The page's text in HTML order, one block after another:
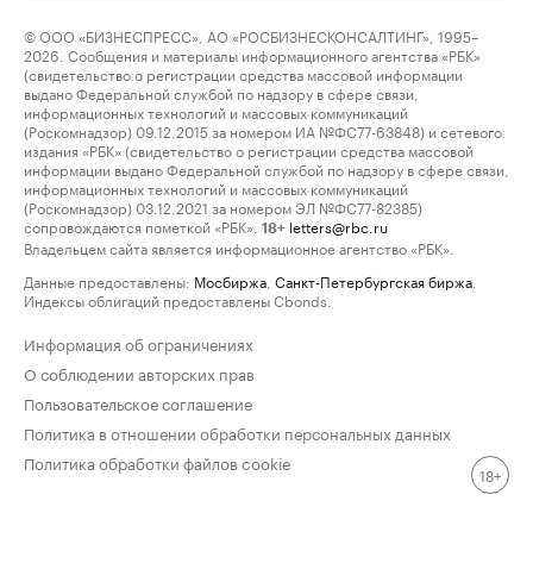
© ООО «БИЗНЕСПРЕСС», АО «РОСБИЗНЕСКОНСАЛТИНГ», 1995–
2026. Сообщения и материалы информационного агентства «РБК»
(свидетельство о регистрации средства массовой информации
выдано Федеральной службой по надзору в сфере связи,
информационных технологий и массовых коммуникаций
(Роскомнадзор) 09.12.2015 за номером ИА №ФС77-63848) и сетевого
издания «РБК» (свидетельство о регистрации средства массовой
информации выдано Федеральной службой по надзору в сфере связи,
информационных технологий и массовых коммуникаций
(Роскомнадзор) 03.12.2021 за номером ЭЛ №ФС77-82385)
сопровождаются пометкой «РБК».
18+ letters@rbc.ru
Владельцем сайта является информационное агентство «РБК».
Данные предоставлены: Мосбиржа Санкт-Петербургская биржа
Индексы облигаций предоставлены Cbonds.
Информация об ограничениях
О соблюдении авторских прав
Пользовательское соглашение
Политика в отношении обработки персональных данных
Политика обработки файлов cookie
18+